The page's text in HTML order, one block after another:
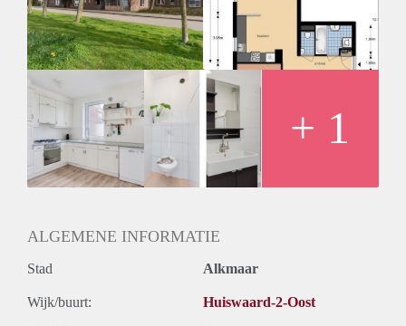
N.V.T.
Huurtermijn
Onbepaalde termijn
Oplevering
+ 1
ALGEMENE INFORMATIE
Stad Alkmaar
Wijk/buurt: Huiswaard-2-Oost